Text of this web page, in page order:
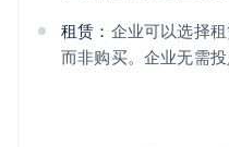
租赁： 企业可以选择
而非购买。企业无需